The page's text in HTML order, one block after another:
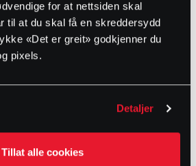
for at nettsiden skal
til at du skal få en skreddersydd
«Det er greit» godkjenner du
pixels.
Detaljer
Tillat alle cookies
200 10 36 Høyre
250 6 72 Høyre